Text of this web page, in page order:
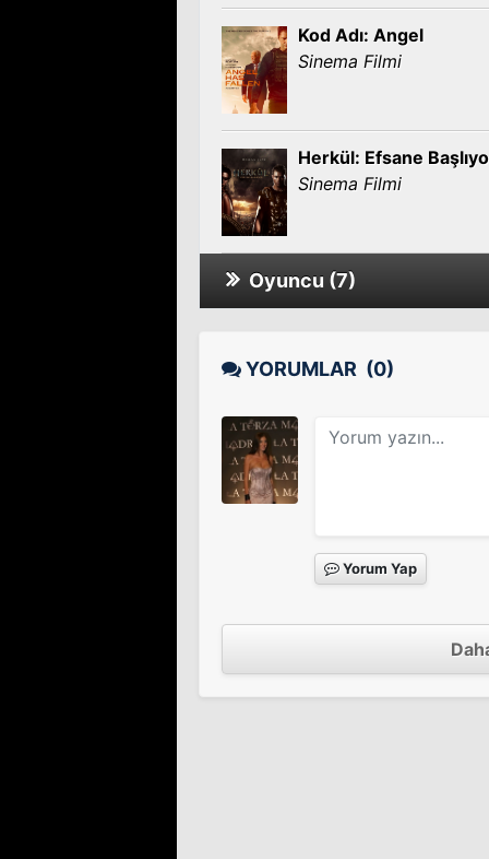
Kod Adı: Angel
Sinema Filmi
Herkül: Efsane
Sinema Filmi
Oyuncu (7)
Sinema Filmi
Playing for Keeps
Salomé
YORUMLAR (0)
Yorum Yap